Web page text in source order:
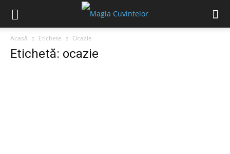
Acasă Etichete Ocazie
Etichetă: ocazie